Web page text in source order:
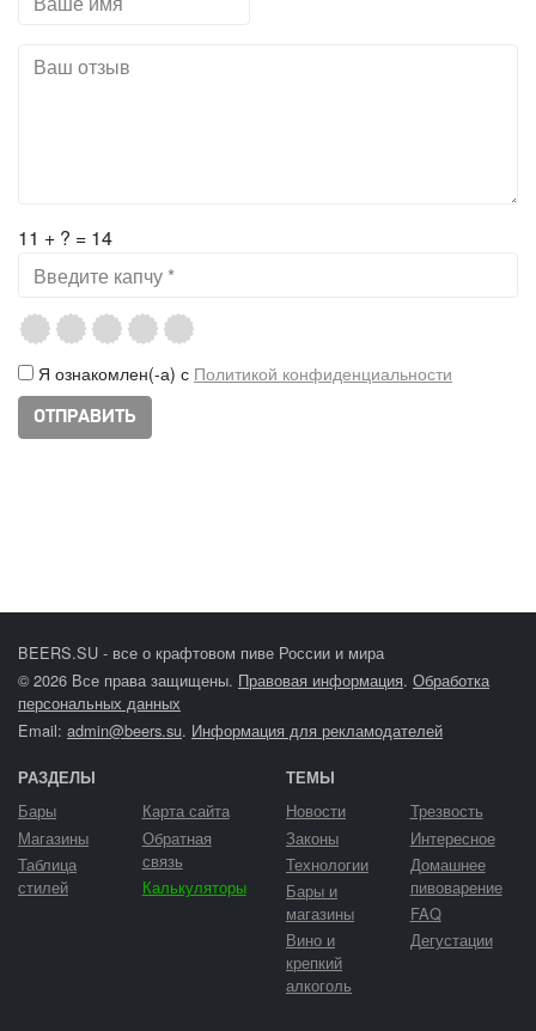
11 + ? = 14
Я ознакомлен(-а) с Политикой конфиденциальности
BEERS.SU - все о крафтовом пиве России и мира
© 2026 Все права защищены. Правовая информация. Обработка
персональных данных
Email: admin@beers.su. Информация для рекламодателей
РАЗДЕЛЫ
Бары
Магазины
Таблица
стилей
Карта сайта
Обратная
связь
Калькуляторы
ТЕМЫ
Новости
Законы
Технологии
Бары и
магазины
Вино и
крепкий
алкоголь
Трезвость
Интересное
Домашнее
пивоварение
FAQ
Дегустации